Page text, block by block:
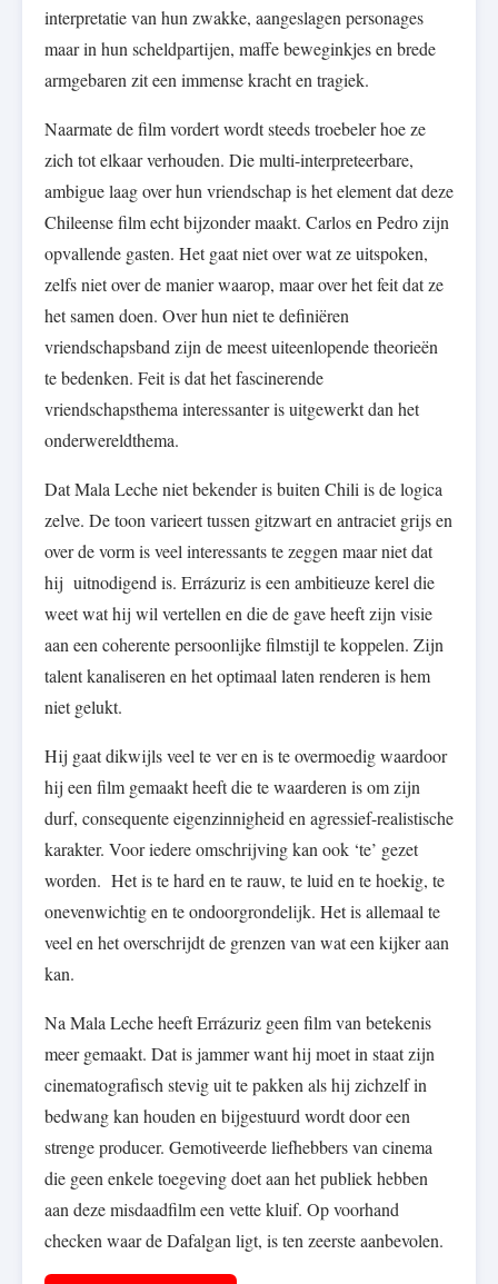
interpretatie van hun zwakke, aangeslagen personages
maar in hun scheldpartijen, maffe beweginkjes en brede
armgebaren zit een immense kracht en tragiek.
Naarmate de film vordert wordt steeds troebeler hoe ze
zich tot elkaar verhouden. Die multi-interpreteerbare,
ambigue laag over hun vriendschap is het element dat deze
Chileense film echt bijzonder maakt. Carlos en Pedro zijn
opvallende gasten. Het gaat niet over wat ze uitspoken,
zelfs niet over de manier waarop, maar over het feit dat ze
het samen doen. Over hun niet te definiëren
vriendschapsband zijn de meest uiteenlopende theorieën
te bedenken. Feit is dat het fascinerende
vriendschapsthema interessanter is uitgewerkt dan het
onderwereldthema.
Dat Mala Leche niet bekender is buiten Chili is de logica
zelve. De toon varieert tussen gitzwart en antraciet grijs en
over de vorm is veel interessants te zeggen maar niet dat
hij uitnodigend is. Errázuriz is een ambitieuze kerel die
weet wat hij wil vertellen en die de gave heeft zijn visie
aan een coherente persoonlijke filmstijl te koppelen. Zijn
talent kanaliseren en het optimaal laten renderen is hem
niet gelukt.
Hij gaat dikwijls veel te ver en is te overmoedig waardoor
hij een film gemaakt heeft die te waarderen is om zijn
durf, consequente eigenzinnigheid en agressief-realistische
karakter. Voor iedere omschrijving kan ook ‘te’ gezet
worden. Het is te hard en te rauw, te luid en te hoekig, te
onevenwichtig en te ondoorgrondelijk. Het is allemaal te
veel en het overschrijdt de grenzen van wat een kijker aan
kan.
Na Mala Leche heeft Errázuriz geen film van betekenis
meer gemaakt. Dat is jammer want hij moet in staat zijn
cinematografisch stevig uit te pakken als hij zichzelf in
bedwang kan houden en bijgestuurd wordt door een
strenge producer. Gemotiveerde liefhebbers van cinema
die geen enkele toegeving doet aan het publiek hebben
aan deze misdaadfilm een vette kluif. Op voorhand
checken waar de Dafalgan ligt, is ten zeerste aanbevolen.